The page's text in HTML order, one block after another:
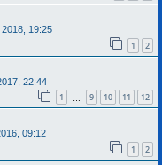
19:25
1 2
22:44
1 9 10 11 12
09:12
1 2